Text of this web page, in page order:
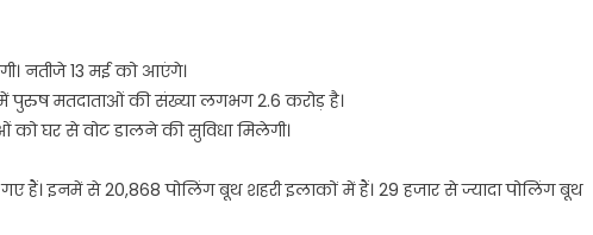
नतीजे 13 मई को आएंगे।
पुरुष मतदाताओं की संख्या लगभग 2.6 करोड़ है।
घर से वोट डालने की सुविधा मिलेगी।
हैं। इनमें से 20,868 पोलिंग बूथ शहरी इलाकों में हैं। 29 हजार से ज्यादा पोलिंग बूथ